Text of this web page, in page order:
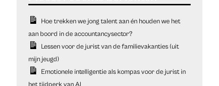
Hoe trekken we jong talent aan én houden we het
aan boord in de accountancysector?
Lessen voor de jurist van de familievakanties (uit
mijn jeugd)
Emotionele intelligentie als kompas voor de jurist in